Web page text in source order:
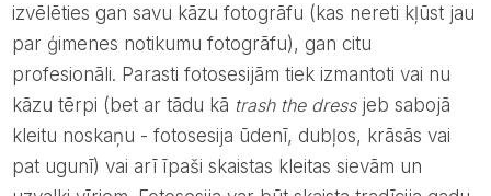
izvēlēties gan savu kāzu fotogrāfu (kas nereti kļūst jau
par ģimenes notikumu fotogrāfu), gan citu
profesionāli. Parasti fotosesijām tiek izmantoti vai nu
kāzu tērpi (bet ar tādu kā trash the dressjeb sabojā
kleitu noskaņu - fotosesija ūdenī, dubļos, krāsās vai
pat ugunī) vai arī īpaši skaistas kleitas sievām un